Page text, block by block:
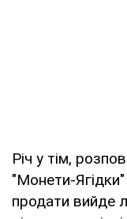
Річ у тім,
"Монети-
продати вийде